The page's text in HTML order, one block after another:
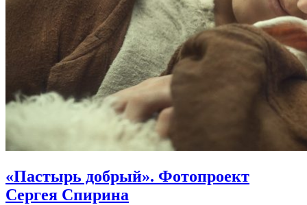
«Пастырь добрый». Фотопроект
Сергея Спирина